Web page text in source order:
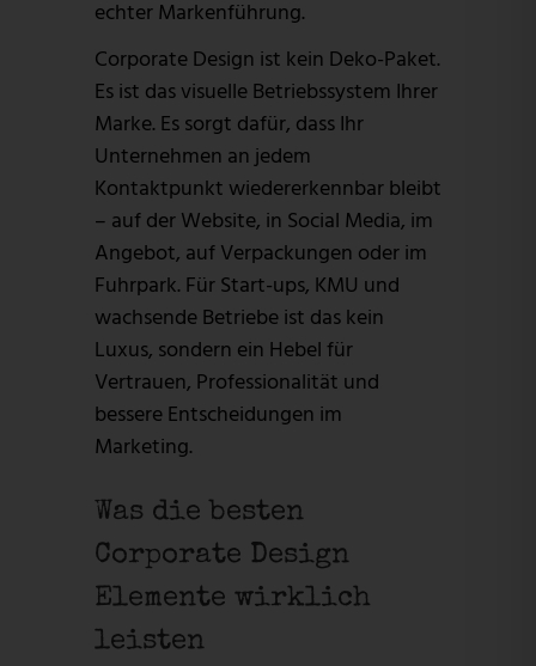
echter Markenführung.
Corporate Design ist kein Deko-Paket.
Es ist das visuelle Betriebssystem Ihrer
Marke. Es sorgt dafür, dass Ihr
Unternehmen an jedem
Kontaktpunkt wiedererkennbar bleibt
– auf der Website, in Social Media, im
Angebot, auf Verpackungen oder im
Fuhrpark. Für Start-ups, KMU und
wachsende Betriebe ist das kein
Luxus, sondern ein Hebel für
Vertrauen, Professionalität und
bessere Entscheidungen im
Marketing.
Was die besten
Corporate Design
Elemente wirklich
leisten